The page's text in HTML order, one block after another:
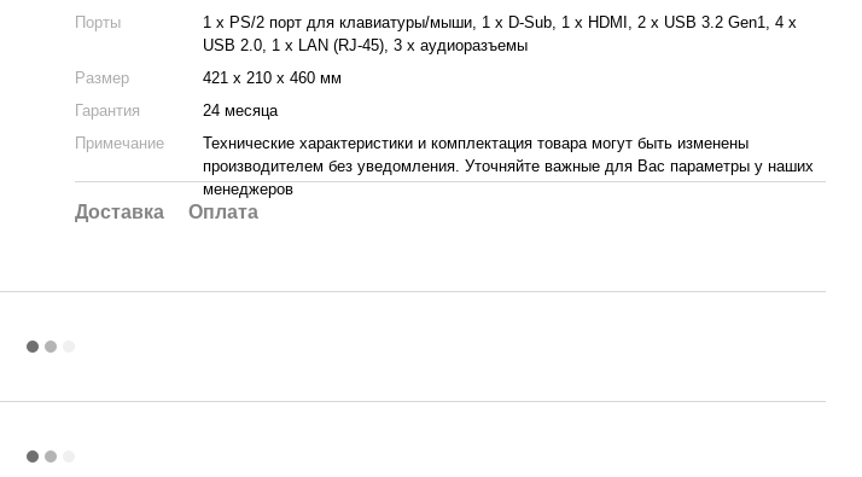
Порты
1 x PS/2 порт для клавиатуры/мыши, 1 x D-Sub, 1 x HDMI, 2 x USB 3.2 Gen1, 4 x
USB 2.0, 1 x LAN (RJ-45), 3 x аудиоразъемы
Размер
421 x 210 x 460 мм
Гарантия
24 месяца
Примечание
Технические характеристики и комплектация товара могут быть изменены
производителем без уведомления. Уточняйте важные для Вас параметры у наших
менеджеров
Доставка Оплата